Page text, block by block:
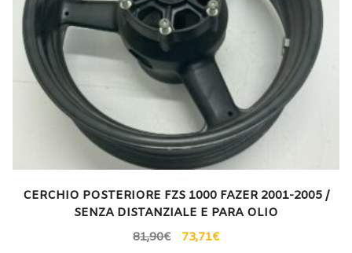
CERCHIO POSTERIORE FZS 1000 FAZER 2001-2005 /
SENZA DISTANZIALE E PARA OLIO
81,90€ 73,71€